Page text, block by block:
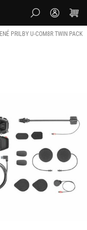
PRILBY U-COM8R TWIN PACK